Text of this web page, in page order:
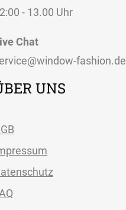
- 13.00 Uhr
Chat
fashion.de
UNS